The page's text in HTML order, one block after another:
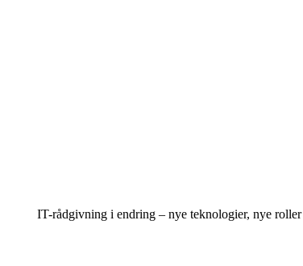
IT-rådgivning i endring – nye teknologier, nye roller